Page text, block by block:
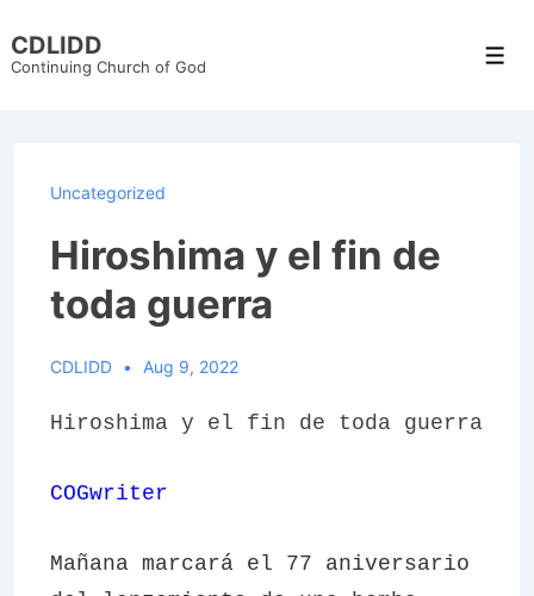
Skip
CDLIDD
Continuing Church of God
Uncategorized
Hiroshima y el fin de
toda guerra
CDLIDD Aug 9, 2022
Hiroshima y el fin de toda guerra
COGwriter
Mañana marcará el 77 aniversario